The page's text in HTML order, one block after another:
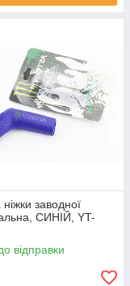
ніжки заводної
СИНІЙ, YT-
відправки